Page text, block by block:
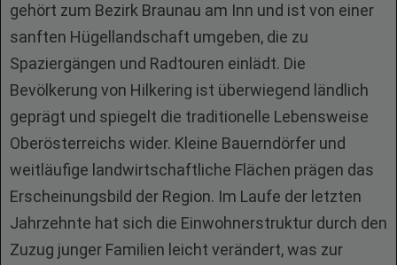
gehört zum Bezirk Braunau am Inn und ist von einer
sanften Hügellandschaft umgeben, die zu
Spaziergängen und Radtouren einlädt. Die
Bevölkerung von Hilkering ist überwiegend ländlich
geprägt und spiegelt die traditionelle Lebensweise
Oberösterreichs wider. Kleine Bauerndörfer und
weitläufige landwirtschaftliche Flächen prägen das
Erscheinungsbild der Region. Im Laufe der letzten
Jahrzehnte hat sich die Einwohnerstruktur durch den
Zuzug junger Familien leicht verändert, was zur